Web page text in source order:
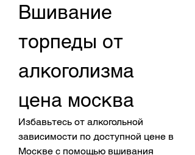
Вшивание
торпеды от
алкоголизма
цена москва
Избавьтесь от алкогольной
зависимости по доступной цене в
Москве с помощью вшивания